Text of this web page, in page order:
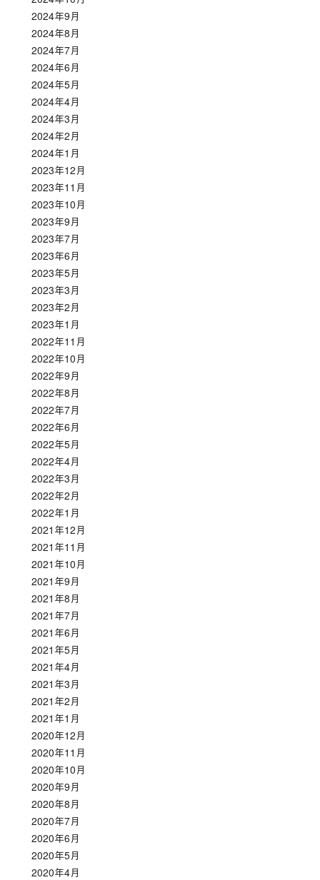
2024年9月
2024年8月
2024年7月
2024年6月
2024年5月
2024年4月
2024年3月
2024年2月
2024年1月
2023年12月
2023年11月
2023年10月
2023年9月
2023年7月
2023年6月
2023年5月
2023年3月
2023年2月
2023年1月
2022年11月
2022年10月
2022年9月
2022年8月
2022年7月
2022年6月
2022年5月
2022年4月
2022年3月
2022年2月
2022年1月
2021年12月
2021年11月
2021年10月
2021年9月
2021年8月
2021年7月
2021年6月
2021年5月
2021年4月
2021年3月
2021年2月
2021年1月
2020年12月
2020年11月
2020年10月
2020年9月
2020年8月
2020年7月
2020年6月
2020年5月
2020年4月